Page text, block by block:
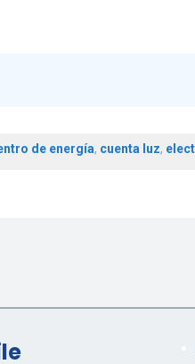
de energía, cuenta luz,